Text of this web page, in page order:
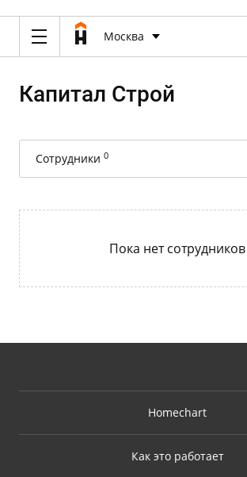
Москва
Капитал Строй
Сотрудники 0
Пока нет сотрудников
Homechart
Как это работает